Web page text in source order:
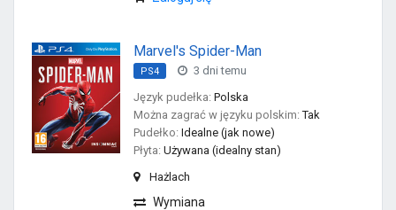
Marvel's Spider-Man
PS4
3 dni temu
Język pudełka: Polska
Można zagrać w języku polskim: Tak
Pudełko: Idealne (jak nowe)
Płyta: Używana (idealny stan)
Hażlach
Wymiana